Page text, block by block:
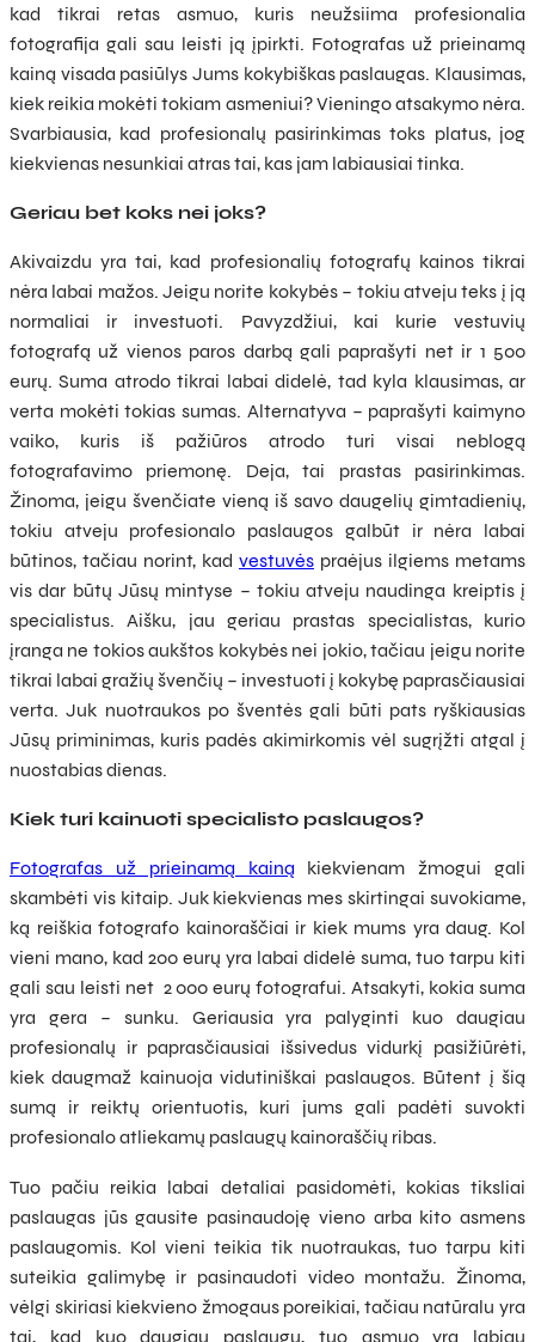
kad tikrai retas asmuo, kuris neužsiima profesionalia
fotografija gali sau leisti ją įpirkti. Fotografas už prieinamą
kainą visada pasiūlys Jums kokybiškas paslaugas. Klausimas,
kiek reikia mokėti tokiam asmeniui? Vieningo atsakymo nėra.
Svarbiausia, kad profesionalų pasirinkimas toks platus, jog
kiekvienas nesunkiai atras tai, kas jam labiausiai tinka.
Geriau bet koks nei joks?
Akivaizdu yra tai, kad profesionalių fotografų kainos tikrai
nėra labai mažos. Jeigu norite kokybės – tokiu atveju teks į ją
normaliai ir investuoti. Pavyzdžiui, kai kurie vestuvių
fotografą už vienos paros darbą gali paprašyti net ir 1 500
eurų. Suma atrodo tikrai labai didelė, tad kyla klausimas, ar
verta mokėti tokias sumas. Alternatyva – paprašyti kaimyno
vaiko, kuris iš pažiūros atrodo turi visai neblogą
fotografavimo priemonę. Deja, tai prastas pasirinkimas.
Žinoma, jeigu švenčiate vieną iš savo daugelių gimtadienių,
tokiu atveju profesionalo paslaugos galbūt ir nėra labai
būtinos, tačiau norint, kad vestuvės praėjus ilgiems metams
vis dar būtų Jūsų mintyse – tokiu atveju naudinga kreiptis į
specialistus. Aišku, jau geriau prastas specialistas, kurio
įranga ne tokios aukštos kokybės nei jokio, tačiau jeigu norite
tikrai labai gražių švenčių – investuoti į kokybę paprasčiausiai
verta. Juk nuotraukos po šventės gali būti pats ryškiausias
Jūsų priminimas, kuris padės akimirkomis vėl sugrįžti atgal į
nuostabias dienas.
Kiek turi kainuoti specialisto paslaugos?
Fotografas už prieinamą kainą kiekvienam žmogui gali
skambėti vis kitaip. Juk kiekvienas mes skirtingai suvokiame,
ką reiškia fotografo kainoraščiai ir kiek mums yra daug. Kol
vieni mano, kad 200 eurų yra labai didelė suma, tuo tarpu kiti
gali sau leisti net 2 000 eurų fotografui. Atsakyti, kokia suma
yra gera – sunku. Geriausia yra palyginti kuo daugiau
profesionalų ir paprasčiausiai išsivedus vidurkį pasižiūrėti,
kiek daugmaž kainuoja vidutiniškai paslaugos. Būtent į šią
sumą ir reiktų orientuotis, kuri jums gali padėti suvokti
profesionalo atliekamų paslaugų kainoraščių ribas.
Tuo pačiu reikia labai detaliai pasidomėti, kokias tiksliai
paslaugas jūs gausite pasinaudoję vieno arba kito asmens
paslaugomis. Kol vieni teikia tik nuotraukas, tuo tarpu kiti
suteikia galimybę ir pasinaudoti video montažu. Žinoma,
vėlgi skiriasi kiekvieno žmogaus poreikiai, tačiau natūralu yra
tai, kad kuo daugiau paslaugų, tuo asmuo yra labiau